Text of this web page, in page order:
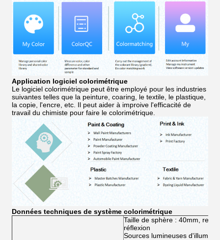
Application logiciel colorimétrique
Le logiciel colorimétrique peut être employé pour les industries
suivantes telles que la peinture, coaring, le textile, le plastique,
la copie, l'encre, etc. Il peut aider à improive l'efficacité de
travail du chimiste pour faire le colorimétrique.
Données techniques de système colorimétrique
Taille de sphère : 40mm,
réflexion
Sources lumineuses